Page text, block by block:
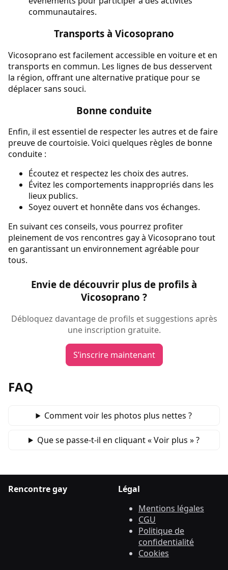
communautaires.
Transports à Vicosoprano
Vicosoprano est facilement accessible en voiture et en
transports en commun. Les lignes de bus desservent
la région, offrant une alternative pratique pour se
déplacer sans souci.
Bonne conduite
Enfin, il est essentiel de respecter les autres et de faire
preuve de courtoisie. Voici quelques règles de bonne
conduite :
Écoutez et respectez les choix des autres.
Évitez les comportements inappropriés dans les
lieux publics.
Soyez ouvert et honnête dans vos échanges.
En suivant ces conseils, vous pourrez profiter
pleinement de vos rencontres gay à Vicosoprano tout
en garantissant un environnement agréable pour
tous.
Envie de découvrir plus de profils à
Vicosoprano ?
Débloquez davantage de profils et suggestions après
une inscription gratuite.
S’inscrire maintenant
FAQ
Comment voir les photos plus nettes ?
Que se passe‑t‑il en cliquant « Voir plus » ?
Rencontre gay
Légal
Mentions légales
CGU
Politique de
confidentialité
Cookies